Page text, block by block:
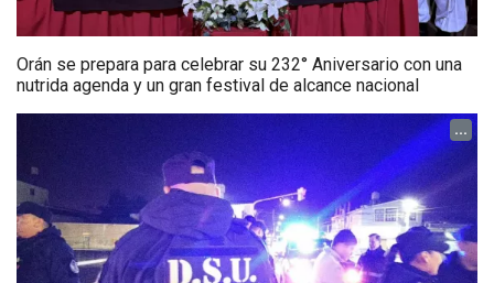
Orán se prepara para celebrar su 232° Aniversario con una
nutrida agenda y un gran festival de alcance nacional
...